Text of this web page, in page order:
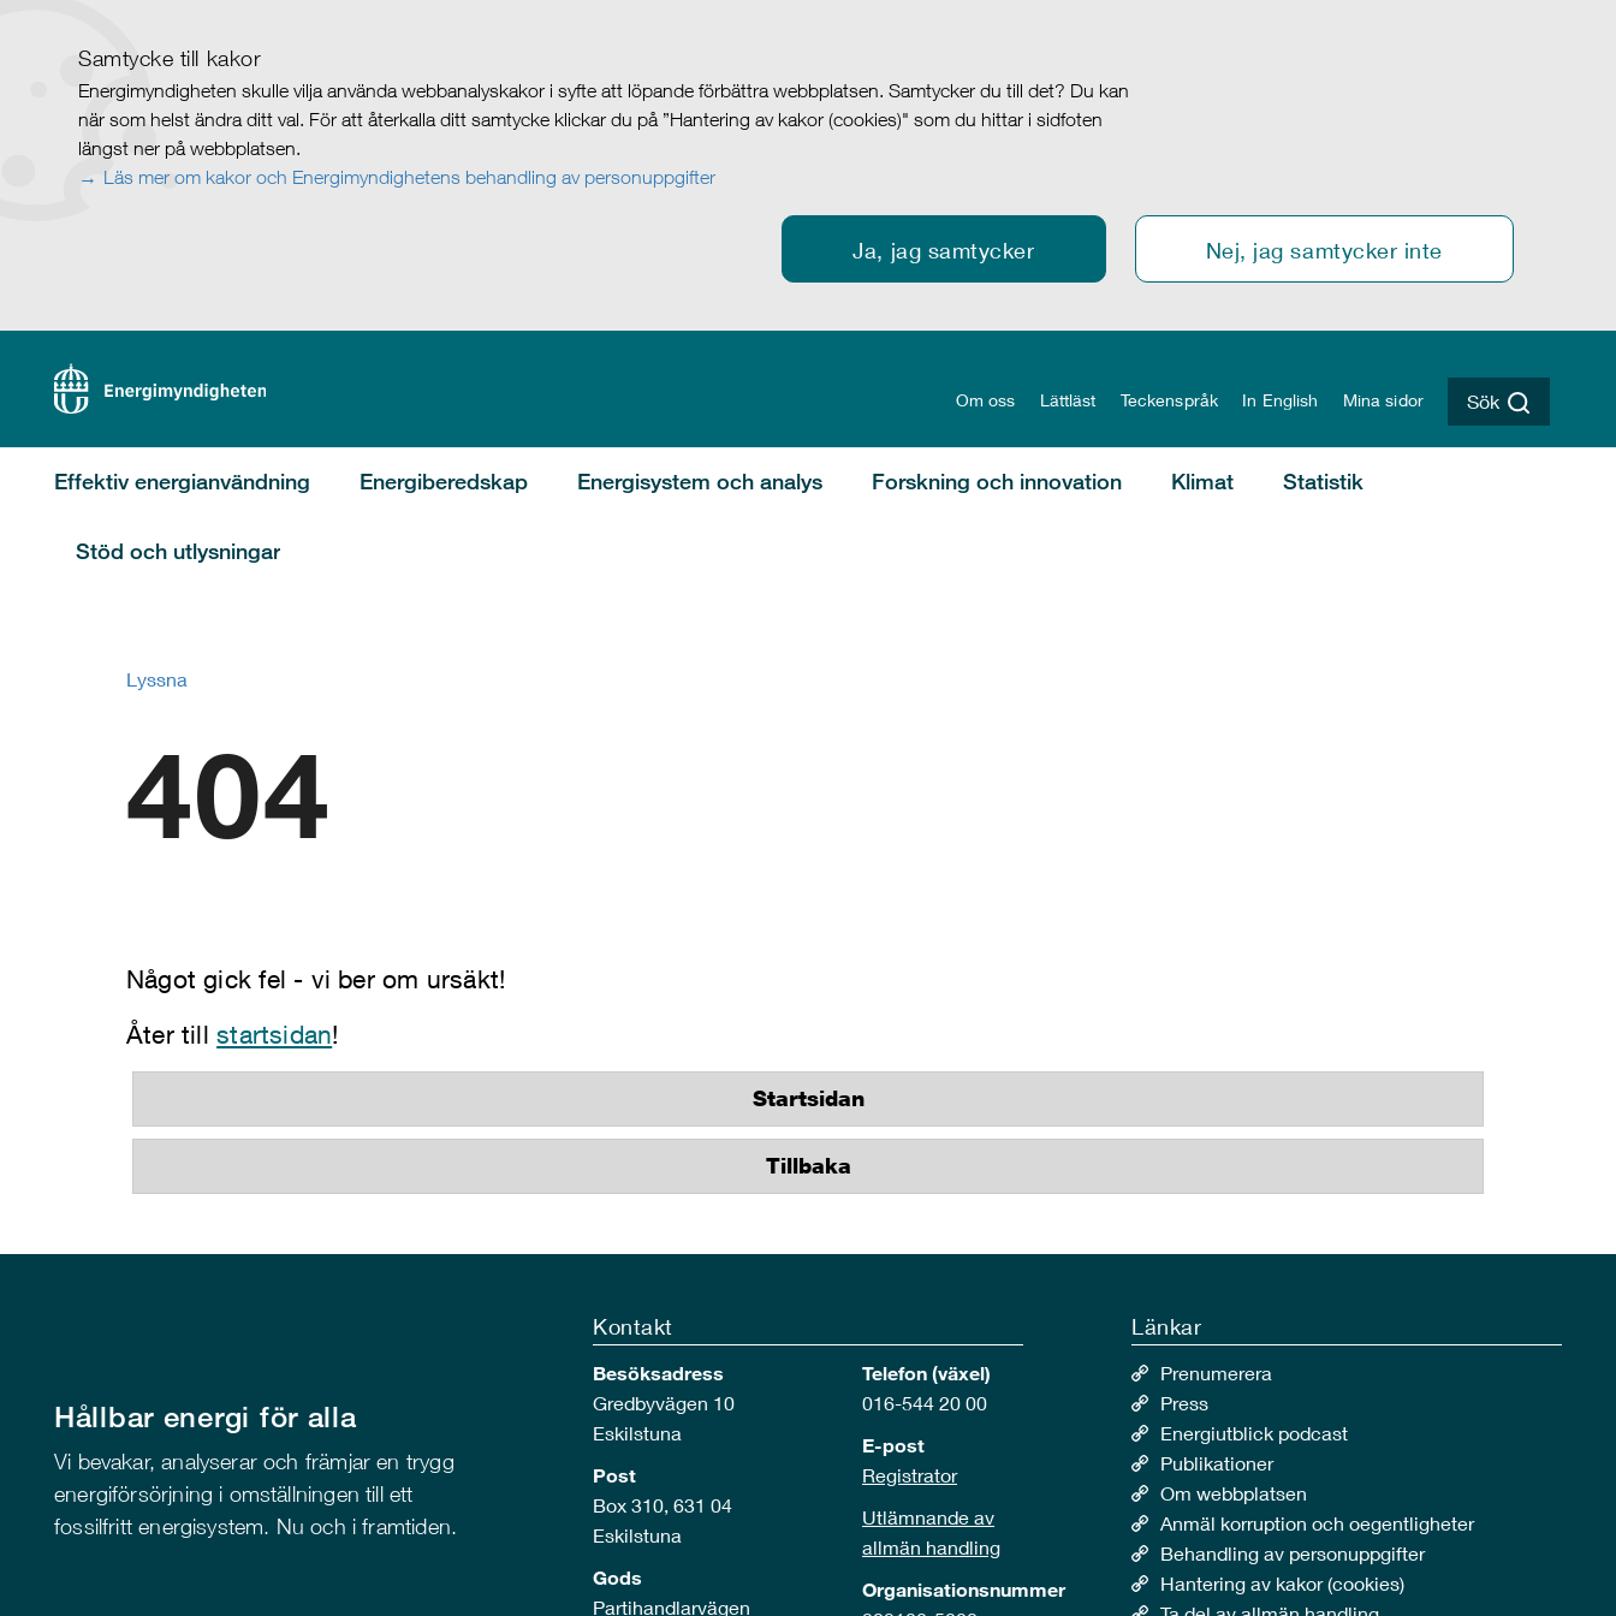
Samtycke till kakor
Energimyndigheten skulle vilja använda webbanalyskakor i syfte att löpande förbättra webbplatsen. Samtycker du till det? Du kan
när som helst ändra ditt val. För att återkalla ditt samtycke klickar du på ”Hantering av kakor (cookies)" som du hittar i sidfoten
längst ner på webbplatsen.
Läs mer om kakor och Energimyndighetens behandling av personuppgifter
Ja, jag samtycker Nej, jag samtycker inte
Om oss Lättläst Teckenspråk In English Mina sidor Sök
Effektiv energianvändning Energiberedskap Energisystem och analys Forskning och innovation Klimat Statistik
Stöd och utlysningar
Lyssna
404
Något gick fel - vi ber om ursäkt!
Åter tillstartsidan!
Startsidan
Tillbaka
Hållbar energi för alla
Vi bevakar, analyserar och främjar en trygg
energiförsörjning i omställningen till ett
fossilfritt energisystem. Nu och i framtiden.
Kontakt
Besöksadress
Gredbyvägen 10
Eskilstuna
Post
Box 310, 631 04
Eskilstuna
Gods
Partihandlarvägen
Telefon (växel)
016-544 20 00
E-post
Registrator
Utlämnande av
allmän handling
Organisationsnummer
Länkar
Prenumerera
Press
Energiutblick podcast
Publikationer
Om webbplatsen
Anmäl korruption och oegentligheter
Behandling av personuppgifter
Hantering av kakor (cookies)